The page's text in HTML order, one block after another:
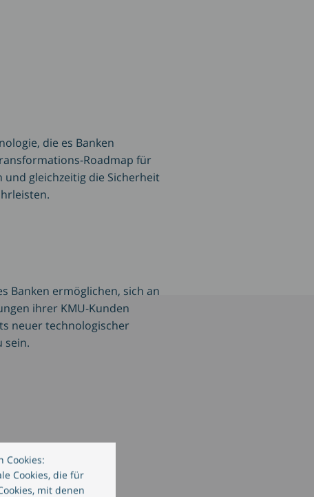
Cookies:
Cookies, die für
mit denen
die es Banken
Roadmap für
und gleichzeitig die Sicherheit
Banken ermöglichen, sich an
ihrer KMU-Kunden
neuer technologischer
sein.